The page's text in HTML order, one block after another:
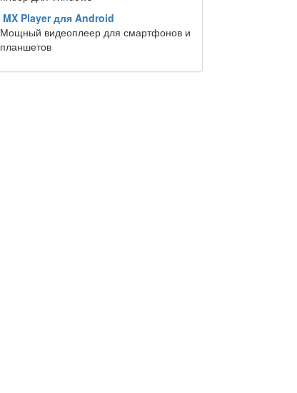
MX Player для Android
Мощный видеоплеер для смартфонов и
планшетов